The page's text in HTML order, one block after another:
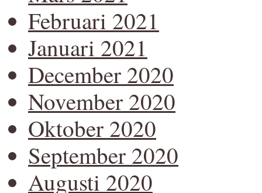
Februari 2021
Januari 2021
December 2020
November 2020
Oktober 2020
September 2020
Augusti 2020